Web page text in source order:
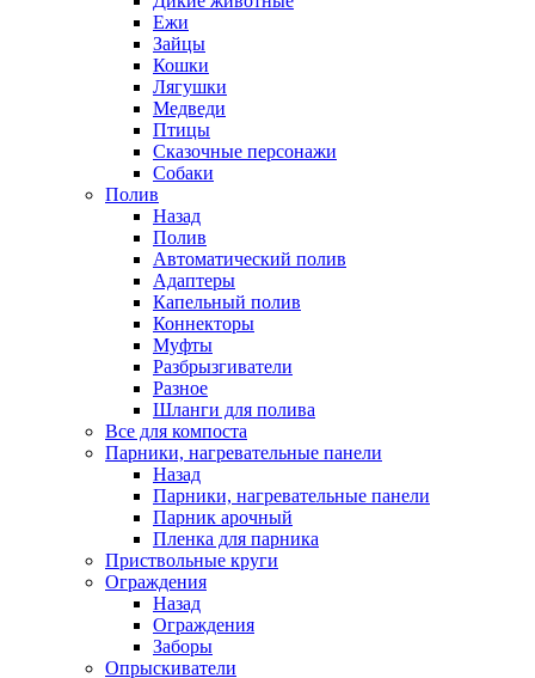
Ежи
Зайцы
Кошки
Лягушки
Медведи
Птицы
Сказочные персонажи
Собаки
Полив
Назад
Полив
Автоматический полив
Адаптеры
Капельный полив
Коннекторы
Муфты
Разбрызгиватели
Разное
Шланги для полива
Все для компоста
Парники, нагревательные панели
Назад
Парники, нагревательные панели
Парник арочный
Пленка для парника
Приствольные круги
Ограждения
Назад
Ограждения
Заборы
Опрыскиватели